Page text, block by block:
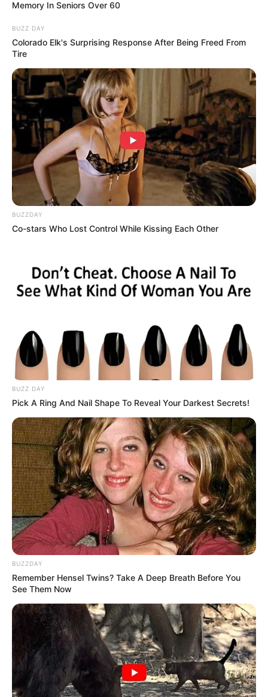
7. Berbeda dengan sebelumnya, inilah sosok tubuh
bertato 100%. Warga Selandia Baru bernama
Diamond Rich
(foto: guff)
8. Bernama Paul Lawrence dengan julukan The
Enigma, juga memiliki tanduk buatan serta telinga
yang dibentuk ulang menjadi unik
Memory In Seniors Over 60
BUZZ DAY
Colorado Elk's Surprising Response After Being Freed From
Tire
BUZZDAY
Co-stars Who Lost Control While Kissing Each Other
BUZZ DAY
Pick A Ring And Nail Shape To Reveal Your Darkest Secrets!
BUZZDAY
Remember Hensel Twins? Take A Deep Breath Before You
See Them Now